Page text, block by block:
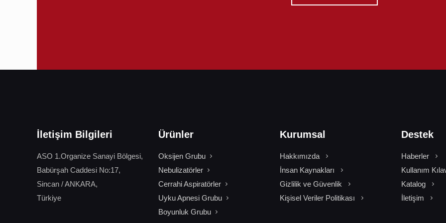
İletişim Bilgileri
ASO 1.Organize Sanayi Bölgesi,
Babürşah Caddesi No:17,
Sincan / ANKARA,
Türkiye
Ürünler
Oksijen Grubu
Nebulizatörler
Cerrahi Aspiratörler
Uyku Apnesi Grubu
Boyunluk Grubu
Kurumsal
Hakkımızda
İnsan Kaynakları
Gizlilik ve Güvenlik
Kişisel Veriler Politikası
Destek
Haberler
Kullanım
Katalog
İletişim